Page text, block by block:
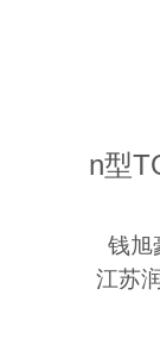
n型
钱旭
江苏